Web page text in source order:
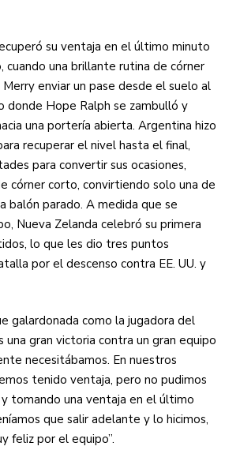
su ventaja en el último minuto
cuando una brillante rutina de córner
enviar un pase desde el suelo al
donde Hope Ralph se zambulló y
una portería abierta. Argentina hizo
recuperar el nivel hasta el final,
para convertir sus ocasiones,
córner corto, convirtiendo solo una de
balón parado. A medida que se
Nueva Zelanda celebró su primera
lo que les dio tres puntos
por el descenso contra EE. UU. y
galardonada como la jugadora del
una gran victoria contra un gran equipo
necesitábamos. En nuestros
tenido ventaja, pero no pudimos
tomando una ventaja en el último
que salir adelante y lo hicimos,
feliz por el equipo”.